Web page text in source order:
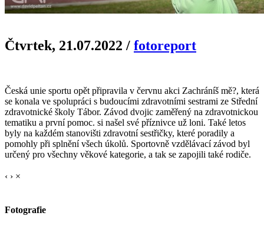
Čtvrtek, 21.07.2022 / fotoreport
Česká unie sportu opět připravila v červnu akci Zachráníš mě?, která
se konala ve spolupráci s budoucími zdravotními sestrami ze Střední
zdravotnické školy Tábor. Závod dvojic zaměřený na zdravotnickou
tematiku a první pomoc. si našel své příznivce už loni. Také letos
byly na každém stanovišti zdravotní sestřičky, které poradily a
pomohly při splnění všech úkolů. Sportovně vzdělávací závod byl
určený pro všechny věkové kategorie, a tak se zapojili také rodiče.
‹ › ×
Fotografie